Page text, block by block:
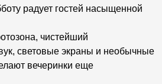
радует гостей насыщенной
чистейший
световые экраны и необычные
вечеринки еще